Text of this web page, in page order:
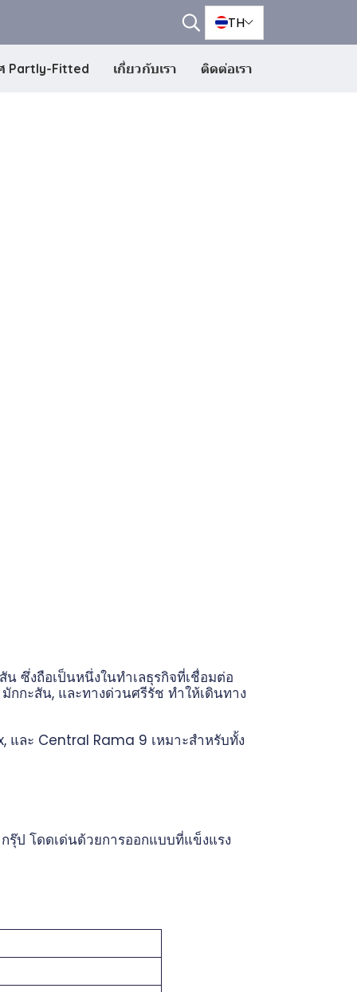
TH
Partly-Fitted เกี่ยวกับเรา ติดต่อเรา
ซึ่งถือเป็นหนึ่งในทำเลธุรกิจที่เชื่อมต่อ
มักกะสัน, และทางด่วนศรีรัช ทำให้เดินทาง
และ Central Rama 9 เหมาะสำหรับทั้ง
ป โดดเด่นด้วยการออกแบบที่แข็งแรง